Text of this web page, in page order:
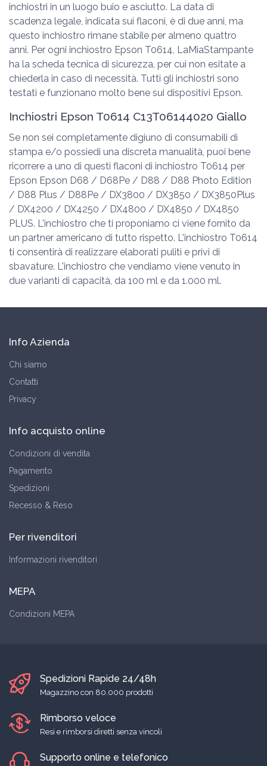
inchiostri in un luogo buio e asciutto. La data di
scadenza legale, indicata sui flaconi, è di due anni, ma
questo inchiostro rimane stabile per almeno quattro
anni. Per ogni inchiostro Epson T0614, LaMiaStampante
ha la scheda tecnica di sicurezza, per cui non esitate a
chiederla in caso di necessità. Tutti gli inchiostri sono
testati e funzionano molto bene sui dispositivi Epson.
Inchiostri Epson T0614 C13T06144020 Giallo
Se non sei completamente digiuno di consumabili di
stampa e/o possiedi una discreta manualità, puoi bene
ricorrere a uno di questi flaconi di inchiostro T0614 per
Epson Epson D68 / D68Pe / D88 / D88 Photo Edition
/ D88 Plus / D88Pe / DX3800 / DX3850 / DX3850Plus
/ DX4200 / DX4250 / DX4800 / DX4850 / DX4850
PLUS. L'inchiostro che ti proponiamo ci viene fornito da
un partner americano di tutto rispetto. L'inchiostro T0614
ti consentirà di realizzare elaborati puliti e privi di
sbavature. L'inchiostro che vendiamo viene venuto in
due varianti di capacità, da 100 ml e da 1.000 ml.
Info Azienda
Chi siamo
Contatti
Privacy
Info acquisto online
Condizioni di vendita
Pagamento
Spedizioni
Recesso & Reso
Per rivenditori
Informazioni rivenditori
MEPA
Condizioni MEPA
Spedizioni Rapide 24/48h
Magazzino con 80.000 prodotti
Rimborso veloce
Resi e rimborsi diretti senza vincoli
Supporto online e telefonico